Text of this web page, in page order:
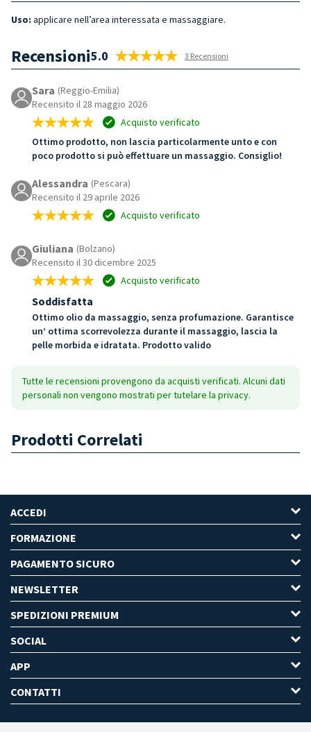
Uso: applicare nell’area interessata e massaggiare.
Recensioni5.0 3 Recensioni
Sara (Reggio-Emilia)
Recensito il 28 maggio 2026
Acquisto verificato
Ottimo prodotto, non lascia particolarmente unto e con
poco prodotto si può effettuare un massaggio. Consiglio!
Alessandra (Pescara)
Recensito il 29 aprile 2026
Acquisto verificato
Giuliana (Bolzano)
Recensito il 30 dicembre 2025
Acquisto verificato
Soddisfatta
Ottimo olio da massaggio, senza profumazione. Garantisce
un‘ ottima scorrevolezza durante il massaggio, lascia la
pelle morbida e idratata. Prodotto valido
Tutte le recensioni provengono da acquisti verificati. Alcuni dati
personali non vengono mostrati per tutelare la privacy.
Prodotti Correlati
ACCEDI
FORMAZIONE
PAGAMENTO SICURO
NEWSLETTER
SPEDIZIONI PREMIUM
SOCIAL
APP
CONTATTI